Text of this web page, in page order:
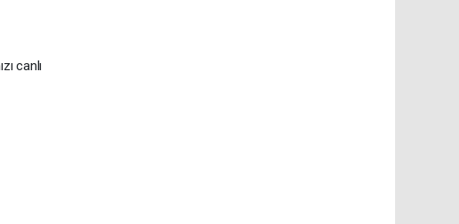
canlı